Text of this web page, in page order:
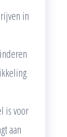
in
is voor
aan